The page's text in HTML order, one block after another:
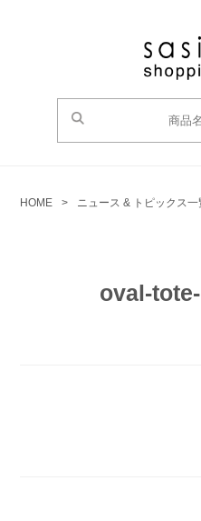
HOME > ニュース & トピックス一
oval-